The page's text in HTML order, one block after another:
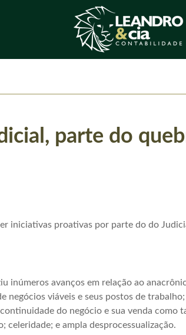
parte do
iniciativas proativas por parte do do
inúmeros avanços em relação ao
negócios viáveis e seus postos de
do negócio e sua venda como
celeridade; e ampla desprocessualização.